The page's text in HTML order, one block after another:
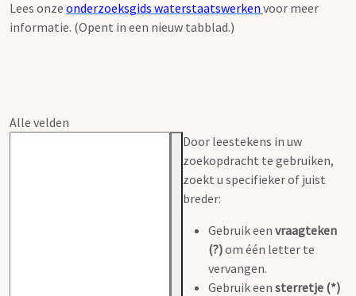
Lees onze onderzoeksgids waterstaatswerken voor meer
informatie. (Opent in een nieuw tabblad.)
Alle velden
Door leestekens in uw
zoekopdracht te gebruiken,
zoekt u specifieker of juist
breder:
Gebruik een vraagteken
(?)om één letter te
vervangen.
Gebruik een sterretje (*)